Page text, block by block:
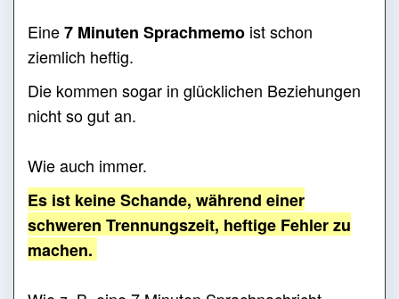
Eine7 Minuten Sprachmemo ist schon
ziemlich heftig.
Die kommen sogar in glücklichen Beziehungen
nicht so gut an.
Wie auch immer.
Es ist keine Schande, während einer
schweren Trennungszeit, heftige Fehler zu
machen.